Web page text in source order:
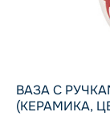
ВАЗА С
(КЕРАМИКА,